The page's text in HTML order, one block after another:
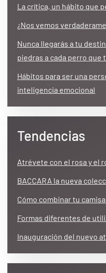
La crítica, un hábito que
¿Nos vemos
Nunca llegarás a tu
piedras a cada perro que
Hábitos para ser una
inteligencia emocional
Tendencias
Atrévete con el rosa y el
BACCARA la nueva
Cómo combinar tu
Formas diferentes de
Inauguración del nuevo